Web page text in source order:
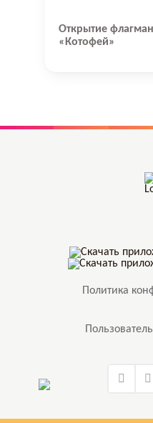
Открытие
«Котофей»
Политика